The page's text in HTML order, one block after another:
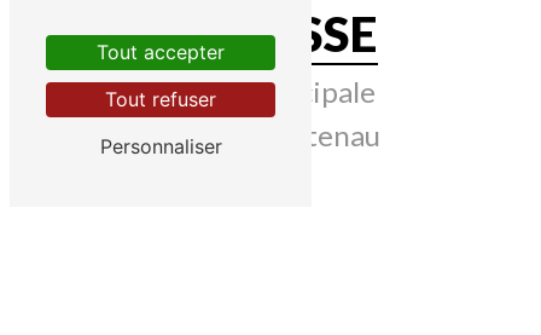
ADRESSE
5 Rue principale
67220 Breitenau
Tout accepter
Tout refuser
Personnaliser